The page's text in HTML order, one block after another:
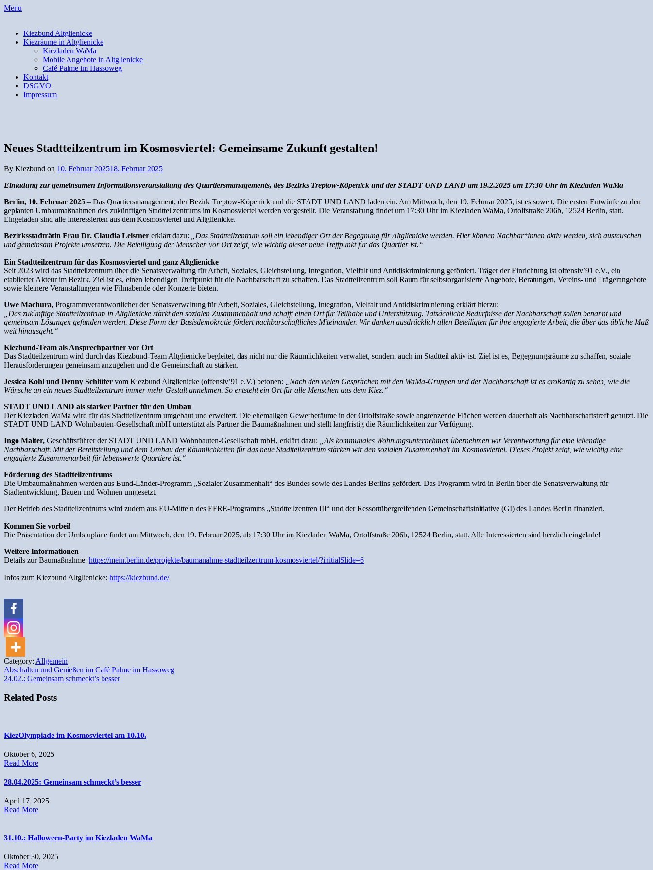
Skip
Menu
Kiezbund Altglienicke
Kiezräume in Altglienicke
Kiezladen WaMa
Mobile Angebote in Altglienicke
Café Palme im Hassoweg
Kontakt
DSGVO
Impressum
Neues Stadtteilzentrum im Kosmosviertel: Gemeinsame Zukunft gestalten!
By Kiezbund on 10. Februar 202518. Februar 2025
Einladung zur gemeinsamen Informationsveranstaltung des Quartiersmanagements, des Bezirks Treptow-Köpenick und der STADT UND LAND am 19.2.2025 um 17:30 Uhrim Kiezladen WaMa
Berlin, 10. Februar 2025 – Das Quartiersmanagement, der Bezirk Treptow-Köpenick und die STADT UND LAND laden ein: Am Mittwoch, den 19. Februar 2025, ist es soweit, Die ersten Entwürfe zu den
geplanten Umbaumaßnahmen des zukünftigen Stadtteilzentrums im Kosmosviertel werden vorgestellt. Die Veranstaltung findet um 17:30 Uhr im Kiezladen WaMa, Ortolfstraße 206b, 12524 Berlin, statt.
Eingeladen sind alle Interessierten aus dem Kosmosviertel und Altglienicke.
Bezirksstadträtin Frau Dr. Claudia Leistner erklärt dazu:
„Das Stadtteilzentrum soll ein lebendiger Ort der Begegnung für Altglienicke werden. Hier können Nachbar*innen aktiv werden, sich austauschen
und gemeinsam Projekte umsetzen. Die Beteiligung der Menschen vor Ort zeigt, wie wichtig dieser neue Treffpunkt für das Quartier ist.“
Ein Stadtteilzentrum für das Kosmosviertel und ganz Altglienicke
Seit 2023 wird das Stadtteilzentrum über die Senatsverwaltung für Arbeit, Soziales, Gleichstellung, Integration, Vielfalt und Antidiskriminierung gefördert. Träger der Einrichtung ist offensiv’91 e.V., ein
etablierter Akteur im Bezirk. Ziel ist es, einen lebendigen Treffpunkt für die Nachbarschaft zu schaffen. Das Stadtteilzentrum soll Raum für selbstorganisierte Angebote, Beratungen, Vereins- und Trägerangebote
sowie kleinere Veranstaltungen wie Filmabende oder Konzerte bieten.
Uwe Machura, Programmverantwortlicher der Senatsverwaltung für Arbeit, Soziales, Gleichstellung, Integration, Vielfalt und Antidiskriminierung erklärt hierzu:
„Das zukünftige Stadtteilzentrum in Altglienicke stärkt den sozialen Zusammenhalt und schafft einen Ort für Teilhabe und Unterstützung. Tatsächliche Bedürfnisse der Nachbarschaft sollen benannt und
gemeinsam Lösungen gefunden werden. Diese Form der Basisdemokratie fördert nachbarschaftliches Miteinander. Wir danken ausdrücklich allen Beteiligten für ihre engagierte Arbeit, die über das übliche Maß
weit hinausgeht.“
Kiezbund-Team als Ansprechpartner vor Ort
Das Stadtteilzentrum wird durch das Kiezbund-Team Altglienicke begleitet, das nicht nur die Räumlichkeiten verwaltet, sondern auch im Stadtteil aktiv ist. Ziel ist es, Begegnungsräume zu schaffen, soziale
Herausforderungen gemeinsam anzugehen und die Gemeinschaft zu stärken.
Jessica Kohl und Denny Schlüter vom Kiezbund Altglienicke (offensiv’91 e.V.) betonen:
„Nach den vielen Gesprächen mit den WaMa-Gruppen und der Nachbarschaft ist es großartig zu sehen, wie die
Wünsche an ein neues Stadtteilzentrum immer mehr Gestalt annehmen. So entsteht ein Ort für alle Menschen aus dem Kiez.“
STADT UND LAND als starker Partner für den Umbau
Der Kiezladen WaMa wird für das Stadtteilzentrum umgebaut und erweitert. Die ehemaligen Gewerberäume in der Ortolfstraße sowie angrenzende Flächen werden dauerhaft als Nachbarschaftstreff genutzt. Die
STADT UND LAND Wohnbauten-Gesellschaft mbH unterstützt als Partner die Baumaßnahmen und stellt langfristig die Räumlichkeiten zur Verfügung.
Ingo Malter, Geschäftsführer der STADT UND LAND Wohnbauten-Gesellschaft mbH, erklärt dazu:
„Als kommunales Wohnungsunternehmen übernehmen wir Verantwortung für eine lebendige
Nachbarschaft. Mit der Bereitstellung und dem Umbau der Räumlichkeiten für das neue Stadtteilzentrum stärken wir den sozialen Zusammenhalt im Kosmosviertel. Dieses Projekt zeigt, wie wichtig eine
engagierte Zusammenarbeit für lebenswerte Quartiere ist.“
Förderung des Stadtteilzentrums
Die Umbaumaßnahmen werden aus Bund-Länder-Programm „Sozialer Zusammenhalt“ des Bundes sowie des Landes Berlins gefördert. Das Programm wird in Berlin über die Senatsverwaltung für
Stadtentwicklung, Bauen und Wohnen umgesetzt.
Der Betrieb des Stadtteilzentrums wird zudem aus EU-Mitteln des EFRE-Programms „Stadtteilzentren III“ und der Ressortübergreifenden Gemeinschaftsinitiative (GI) des Landes Berlin finanziert.
Kommen Sie vorbei!
Die Präsentation der Umbaupläne findet am Mittwoch, den 19. Februar 2025, ab 17:30 Uhr im Kiezladen WaMa, Ortolfstraße 206b, 12524 Berlin, statt. Alle Interessierten sind herzlich eingelade!
Weitere Informationen
Details zur Baumaßnahme: https://mein.berlin.de/projekte/baumanahme-stadtteilzentrum-kosmosviertel/?initialSlide=6
Infos zum Kiezbund Altglienicke: https://kiezbund.de/
Category: Allgemein
Beitragsnavigation
Abschalten und Genießen im Café Palme im Hassoweg
24.02.: Gemeinsam schmeckt’s besser
Related Posts
KiezOlympiade im Kosmosviertel am 10.10.
Oktober 6, 2025
Read More
28.04.2025: Gemeinsam schmeckt’s besser
April 17, 2025
Read More
31.10.: Halloween-Party im Kiezladen WaMa
Oktober 30, 2025
Read More